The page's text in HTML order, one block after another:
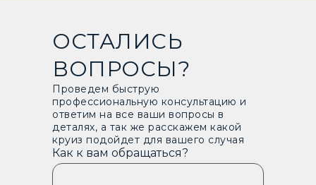
ОСТАЛИСЬ
ВОПРОСЫ?
Проведем быструю
профессиональную консультацию и
ответим на все ваши вопросы в
деталях, а так же расскажем какой
круиз подойдет для вашего случая
Как к вам обращаться?